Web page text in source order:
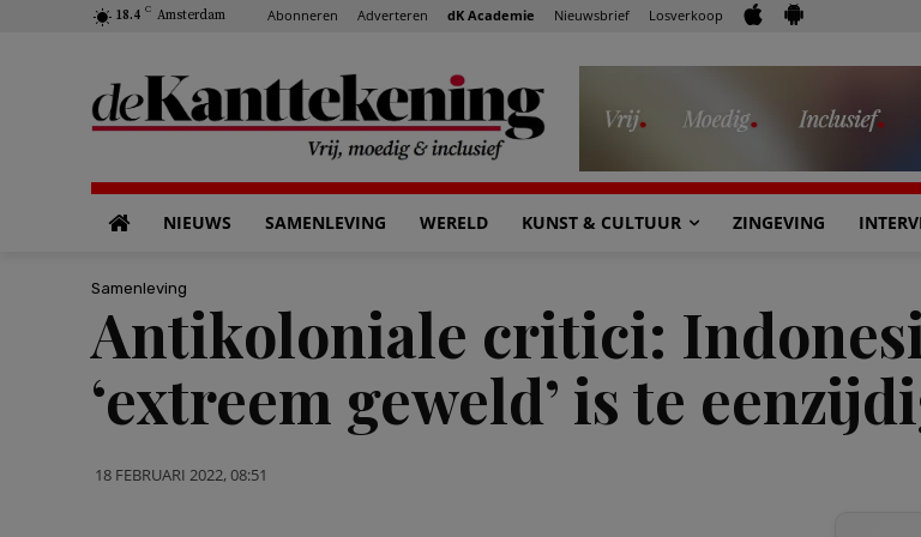
18.4 C Amsterdam Abonneren Adverteren dK Academie Nieuwsbrief Losverkoop
NIEUWS SAMENLEVING WERELD KUNST & CULTUUR ZINGEVING
Samenleving
Antikoloniale critici:
‘extreem geweld’ is te
18 FEBRUARI 2022, 08:51